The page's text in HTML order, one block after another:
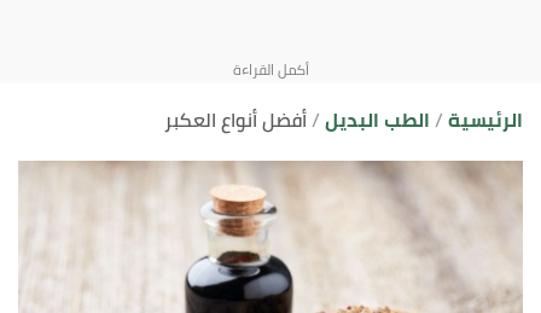
الرئيسية الطب البديل أفضل أنواع العكبر